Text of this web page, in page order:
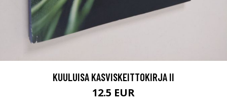
KUULUISA KASVISKEITTOKIRJA II
12.5 EUR